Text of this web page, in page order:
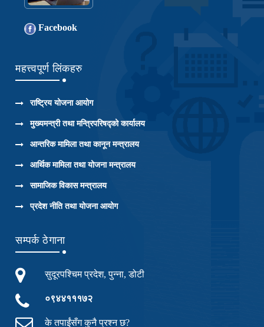
Facebook
महत्त्वपूर्ण लिंकहरु
राष्ट्रिय योजना आयोग
मुख्यमन्त्री तथा मन्त्रिपरिषद्को कार्यालय
आन्तरिक मामिला तथा कानून मन्त्रालय
आर्थिक मामिला तथा योजना मन्त्रालय
सामाजिक विकास मन्त्रालय
प्रदेश नीति तथा योजना आयोग
सम्पर्क ठेगाना
सुदूरपश्चिम प्रदेश, पुन्ना, डोटी
०९४४१११७२
के तपाईंसँग कुनै प्रश्न छ?